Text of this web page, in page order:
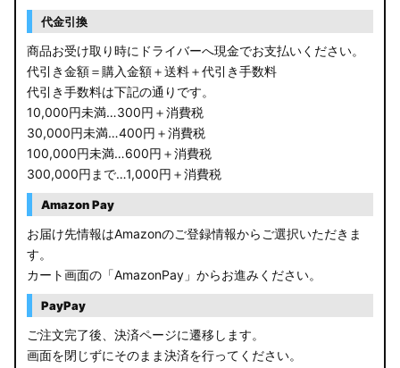
代金引換
商品お受け取り時にドライバーへ現金でお支払いください。
代引き金額＝購入金額＋送料＋代引き手数料
代引き手数料は下記の通りです。
10,000円未満…300円＋消費税
30,000円未満…400円＋消費税
100,000円未満…600円＋消費税
300,000円まで…1,000円＋消費税
Amazon Pay
お届け先情報はAmazonのご登録情報からご選択いただきま
す。
カート画面の「AmazonPay」からお進みください。
PayPay
ご注文完了後、決済ページに遷移します。
画面を閉じずにそのまま決済を行ってください。